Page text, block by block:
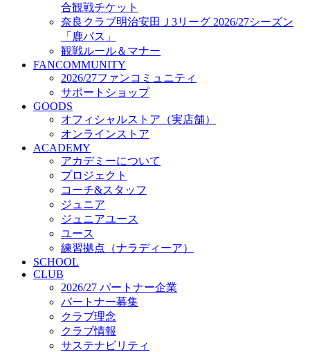
練習拠点（ナラディーア）
SCHOOL
2026/27 パートナー企業
パートナー募集
クラブ理念
クラブ情報
サステナビリティ
Web制作支援
応援プロジェクト
合観戦チケット
奈良クラブ明治安田Ｊ3リーグ 2026/27シーズン
「鹿パス」
観戦ルール＆マナー
FANCOMMUNITY
2026/27ファンコミュニティ
サポートショップ
GOODS
オフィシャルストア（実店舗）
オンラインストア
ACADEMY
アカデミーについて
プロジェクト
コーチ&スタッフ
ジュニア
ジュニアユース
ユース
練習拠点（ナラディーア）
SCHOOL
CLUB
2026/27 パートナー企業
パートナー募集
クラブ理念
クラブ情報
サステナビリティ